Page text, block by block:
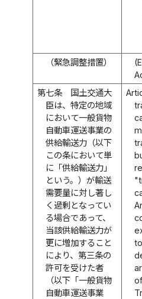
（緊急調整措置）
第七条
国土交通大
臣は、特定の地域
において一般貨物
自動車運送事業の
供給輸送力（以下
この条において単
に「供給輸送力」
という。）が輸送
需要量に対し著し
く過剰となってい
る場合であって、
当該供給輸送力が
更に増加すること
により、第三条の
許可を受けた者
（以下「一般貨物
自動車運送事業